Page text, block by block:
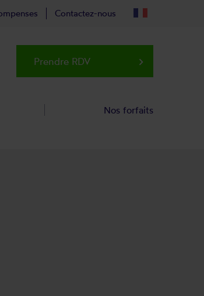
Contactez-nous
Prendre RDV keyboard_arrow_right
Nos forfaits